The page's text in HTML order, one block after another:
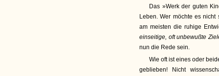
Das »Werk der guten
Leben. Wer möchte es
am meisten die ruhige
einseitige, oft unbewußte
nun die Rede sein.
Wie oft ist eines oder
geblieben! Nicht